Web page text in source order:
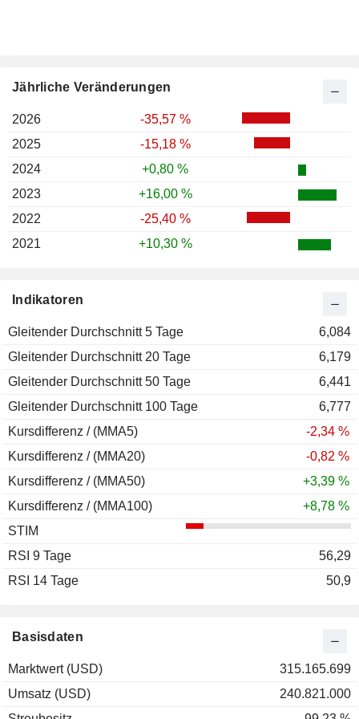
Basisdaten
Marktwert (USD)
315.165.699
Umsatz (USD)
240.821.000
Indikatoren
Gleitender Durchschnitt 5 Tage
6,084
Gleitender Durchschnitt 20 Tage
6,179
Gleitender Durchschnitt 50 Tage
6,441
Gleitender Durchschnitt 100 Tage
6,777
Kursdifferenz / (MMA5)
-2,34 %
Kursdifferenz / (MMA20)
-0,82 %
Kursdifferenz / (MMA50)
+3,39 %
Kursdifferenz / (MMA100)
+8,78 %
STIM
RSI 9 Tage
56,29
RSI 14 Tage
50,9
Jährliche Veränderungen
2026
-35,57 %
2025
-15,18 %
2024
+0,80 %
2023
+16,00 %
2022
-25,40 %
2021
+10,30 %